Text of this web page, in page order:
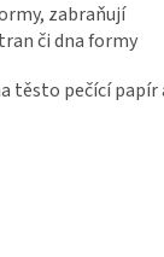
zabraňují
či dna formy
těsto pečící papír